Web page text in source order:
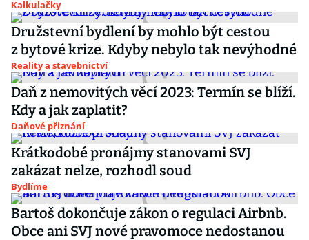
Kalkulačky
Družstevní bydlení by mohlo být cestou
z bytové krize. Kdyby nebylo tak nevýhodné
Reality a stavebnictví
Daň z nemovitých věcí 2023: Termín se blíží.
Kdy a jak zaplatit?
Daňové přiznání
Krátkodobé pronájmy stanovami SVJ
zakázat nelze, rozhodl soud
Bydlíme
Bartoš dokončuje zákon o regulaci Airbnb.
Obce ani SVJ nové pravomoce nedostanou